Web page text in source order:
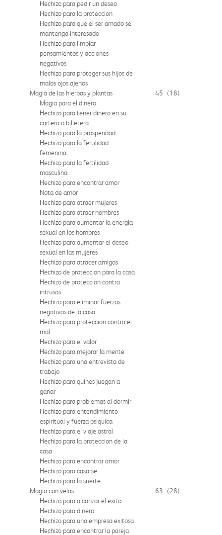
Hechizo para pedir un deseo
Hechizo para la proteccion
Hechizo para que el ser amado se
mantenga interesado
Hechizo para limpiar
pensamientos y acciones
negativos
Hechizo para proteger sus hijos de
malos ojos ajenos
Magia de las hierbas y plantas
45
(18)
Magia para el dinero
Hechizo para tener dinero en su
cartera o billetera
Hechizo para la prosperidad
Hechizo para la fertilidad
femenina
Hechizo para la fertilidad
masculina
Hechizo para encontrar amor
Nota de amor
Hechizo para atraer mujeres
Hechizo para atraer hombres
Hechizo para aumentar la energia
sexual en los hombres
Hechizo para aumentar el deseo
sexual en las mujeres
Hechizo para atracer amigos
Hechizo de proteccion para la casa
Hechizo de proteccion contra
intrusos
Hechizo para eliminar fuerzas
negativas de la casa
Hechizo para proteccion contra el
mal
Hechizo para el valor
Hechizo para mejorar la mente
Hechizo para una entrevista de
trabajo
Hechizo para quines juegan a
ganar
Hechizo para problemas al dormir
Hechizo para entendimiento
espiritual y fuerza psiquica
Hechizo para el viaje astral
Hechizo para la proteccion de la
casa
Hechizo para encontrar amor
Hechizo para casarse
Hechizo para la suerte
Magia con velas
63
(28)
Hechizo para alcanzar el exito
Hechizo para dinero
Hechizo para una empresa exitosa
Hechizo para encontrar la pareja